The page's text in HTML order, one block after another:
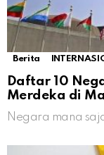
Berita
Daftar 10
Merdeka di
Negara mana